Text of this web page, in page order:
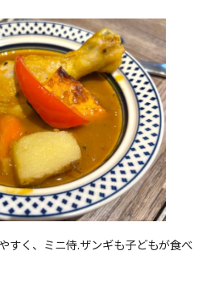
すく、ミニ侍.ザンギも子どもが食べ